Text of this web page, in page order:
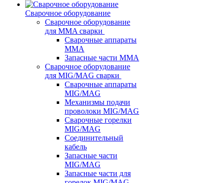
Сварочное оборудование
Сварочное оборудование
для MMA сварки
Сварочные аппараты
MMA
Запасные части MMA
Сварочное оборудование
для MIG/MAG сварки
Сварочные аппараты
MIG/MAG
Механизмы подачи
проволоки MIG/MAG
Сварочные горелки
MIG/MAG
Соединительный
кабель
Запасные части
MIG/MAG
Запасные части для